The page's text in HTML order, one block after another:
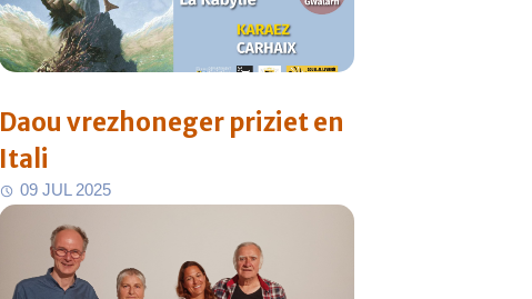
Daou vrezhoneger priziet en
Itali
09 JUL 2025